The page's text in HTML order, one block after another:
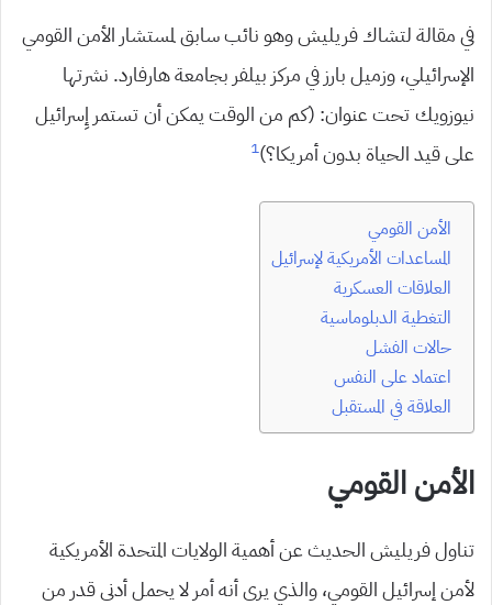
في مقالة لتشاك فريليش وهو نائب سابق لمستشار الأمن القومي
الإسرائيلي، وزميل بارز في مركز بيلفر بجامعة هارفارد. نشرتها
نيوزويك تحت عنوان: (كم من الوقت يمكن أن تستمر إِسرائيل
على قيد الحياة بدون أمريكا؟)1
الأمن القومي
المساعدات الأمريكية لإسرائيل
العلاقات العسكرية
التغطية الدبلوماسية
حالات الفشل
اعتماد على النفس
العلاقة في المستقبل
الأمن القومي
تناول فريليش الحديث عن أهمية الولايات المتحدة الأمريكية
لأمن إسرائيل القومي، والذي يرى أنه أمر لا يحمل أدنى قدر من